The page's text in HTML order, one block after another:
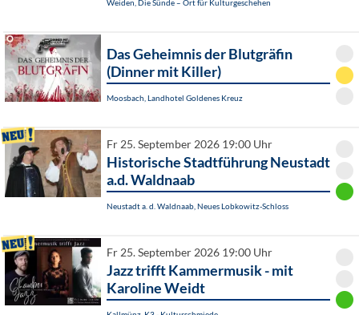
Weiden, Die Sünde – Ort für Kulturgeschehen
Das Geheimnis der Blutgräfin
(Dinner mit Killer)
Moosbach, Landhotel Goldenes Kreuz
Fr 25. September 2026 19:00 Uhr
Historische Stadtführung Neustadt
a.d. Waldnaab
Neustadt a. d. Waldnaab, Neues Lobkowitz-Schloss
Fr 25. September 2026 19:00 Uhr
Jazz trifft Kammermusik - mit
Karoline Weidt